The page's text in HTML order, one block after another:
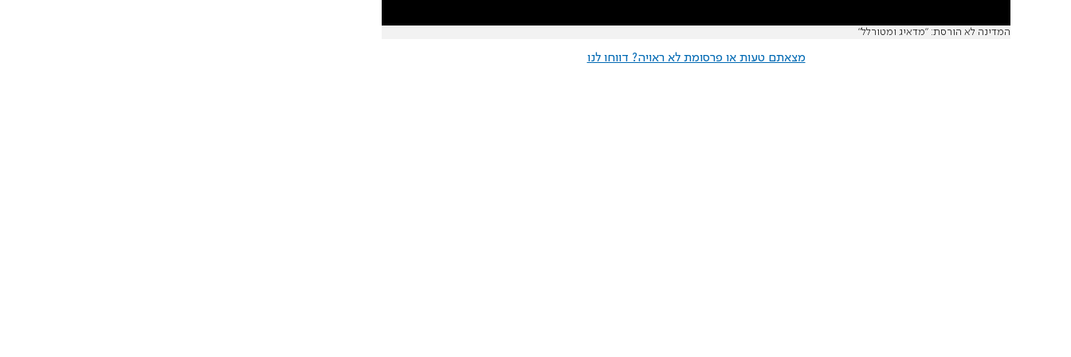
המדינה לא הורסת: "מדאיג ומטורלל"
מצאתם טעות או פרסומת לא ראויה? דווחו לנו